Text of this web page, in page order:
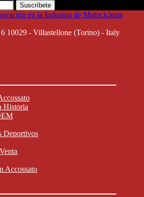
Suscríbete
10029 - Villastellone (Torino) - Italy
Historia
Deportivos
Accossato